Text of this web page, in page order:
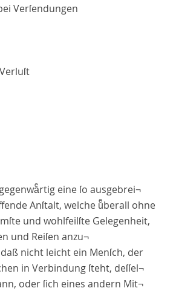
Verſendungen
gegenwaͤrtig eine ſo ausgebrei¬
Anſtalt, welche uͤberall ohne
und wohlfeilſte Gelegenheit,
und Reiſen anzu¬
nicht leicht ein Menſch, der
in Verbindung ſteht, deſſel¬
oder ſich eines andern Mit¬